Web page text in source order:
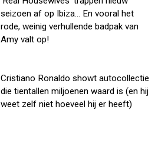
seizoen af op Ibiza... En vooral het
rode, weinig verhullende badpak van
Amy valt op!
Cristiano Ronaldo showt autocollectie
die tientallen miljoenen waard is (en hij
weet zelf niet hoeveel hij er heeft)